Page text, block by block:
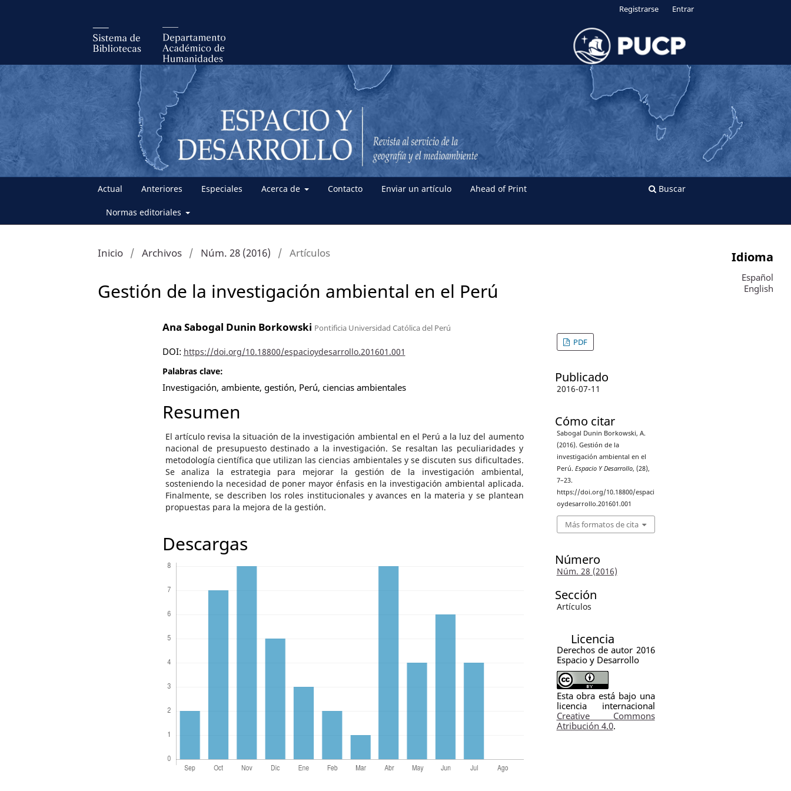
Actual Anteriores Especiales Acerca de Contacto Enviar un artículo Ahead of Print
Normas editoriales
Buscar
Registrarse Entrar
Inicio / Archivos / Núm. 28 (2016) / Artículos
Gestión de la investigación ambiental en el Perú
Ana Sabogal Dunin Borkowski Pontificia Universidad Católica del Perú
DOI: https://doi.org/10.18800/espacioydesarrollo.201601.001
Palabras clave:
Investigación, ambiente, gestión, Perú, ciencias ambientales
Resumen
El artículo revisa la situación de la investigación ambiental en el Perú a la luz del aumento
nacional de presupuesto destinado a la investigación. Se resaltan las peculiaridades y
metodología científica que utilizan las ciencias ambientales y se discuten sus dificultades.
Se analiza la estrategia para mejorar la gestión de la investigación ambiental,
sosteniendo la necesidad de poner mayor énfasis en la investigación ambiental aplicada.
Finalmente, se describen los roles institucionales y avances en la materia y se plantean
propuestas para la mejora de la gestión.
Descargas
PDF
Publicado
2016-07-11
Cómo citar
Sabogal Dunin Borkowski, A.
(2016). Gestión de la
investigación ambiental en el
Perú. Espacio Y Desarrollo, (28),
7–23.
https://doi.org/10.18800/espaci
oydesarrollo.201601.001
Más formatos de cita
Número
Núm. 28 (2016)
Sección
Artículos
Licencia
Derechos de autor 2016
Espacio y Desarrollo
Esta obra está bajo una
licencia internacional
Creative Commons
Atribución 4.0.
Idioma
Español
English